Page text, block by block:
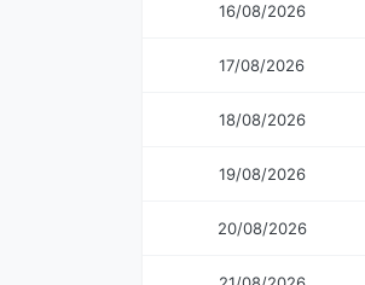
16/08/2026
17/08/2026
18/08/2026
19/08/2026
20/08/2026